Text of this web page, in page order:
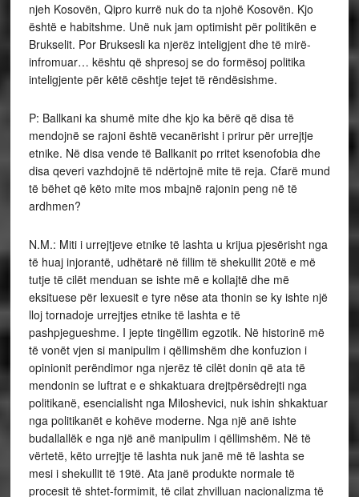
njeh Kosovën, Qipro kurrë nuk do ta njohë Kosovën. Kjo
është e habitshme. Unë nuk jam optimisht për politikën e
Brukselit. Por Bruksesli ka njerëz inteligjent dhe të mirë-
infromuar… kështu që shpresoj se do formësoj politika
inteligjente për këtë cështje tejet të rëndësishme.
P: Ballkani ka shumë mite dhe kjo ka bërë që disa të
mendojnë se rajoni është vecanërisht i prirur për urrejtje
etnike. Në disa vende të Ballkanit po rritet ksenofobia dhe
disa qeveri vazhdojnë të ndërtojnë mite të reja. Cfarë mund
të bëhet që këto mite mos mbajnë rajonin peng në të
ardhmen?
N.M.: Miti i urrejtjeve etnike të lashta u krijua pjesërisht nga
të huaj injorantë, udhëtarë në fillim të shekullit 20të e më
tutje të cilët menduan se ishte më e kollajtë dhe më
eksituese për lexuesit e tyre nëse ata thonin se ky ishte një
lloj tornadoje urrejtjes etnike të lashta e të
pashpjegueshme. I jepte tingëllim egzotik. Në historinë më
të vonët vjen si manipulim i qëllimshëm dhe konfuzion i
opinionit perëndimor nga njerëz të cilët donin që ata të
mendonin se luftrat e e shkaktuara drejtpërsëdrejti nga
politikanë, esencialisht nga Miloshevici, nuk ishin shkaktuar
nga politikanët e kohëve moderne. Nga një anë ishte
budallallëk e nga një anë manipulim i qëllimshëm. Në të
vërtetë, këto urrejtje të lashta nuk janë më të lashta se
mesi i shekullit të 19të. Ata janë produkte normale të
procesit të shtet-formimit, të cilat zhvilluan nacionalizma të